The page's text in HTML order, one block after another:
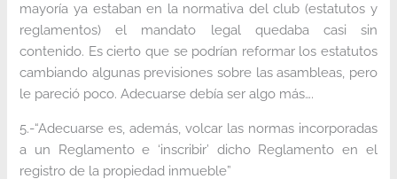
mayoría ya estaban en la normativa del club (estatutos y
reglamentos) el mandato legal quedaba casi sin
contenido. Es cierto que se podrían reformar los estatutos
cambiando algunas previsiones sobre las asambleas, pero
le pareció poco. Adecuarse debía ser algo más….
5.-“Adecuarse es, además, volcar las normas incorporadas
a un Reglamento e ‘inscribir’ dicho Reglamento en el
registro de la propiedad inmueble”